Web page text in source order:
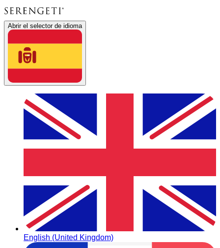
Abrir el selector de idioma
English (United Kingdom)